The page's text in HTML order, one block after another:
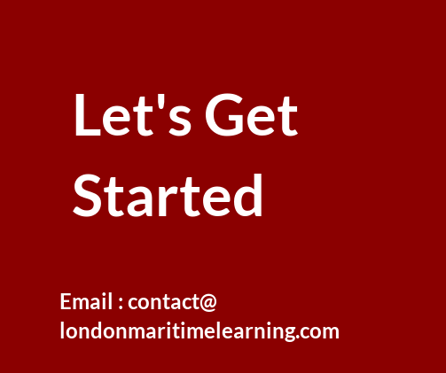
Let's Get
Started
Email : contact@
londonmaritimelearning.com